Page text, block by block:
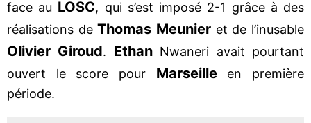
face au LOSC, qui s’est imposé 2-1 grâce à des
réalisations deThomas Meunier et de l’inusable
Olivier Giroud. EthanNwaneri avait pourtant
ouvert le score pour Marseilleen première
période.